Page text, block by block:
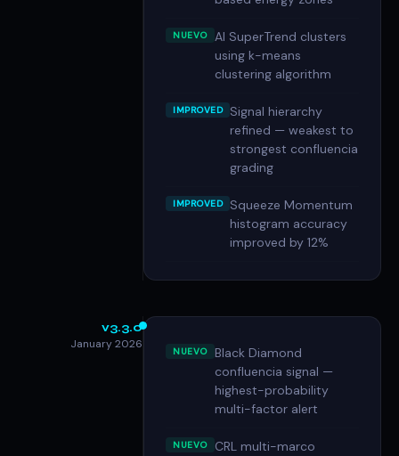
NUEVO
AI SuperTrend clusters
using k-means
clustering algorithm
IMPROVED
Signal hierarchy
refined — weakest to
strongest confluencia
grading
IMPROVED
Squeeze Momentum
histogram accuracy
improved by 12%
v3.3.0
January 2026
NUEVO
Black Diamond
confluencia signal —
highest-probability
multi-factor alert
NUEVO
CRL multi-marco